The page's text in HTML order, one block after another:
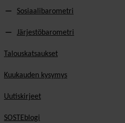
Sosiaalibarometri
Järjestöbarometri
Talouskatsaukset
Kuukauden kysymys
Uutiskirjeet
SOSTEblogi